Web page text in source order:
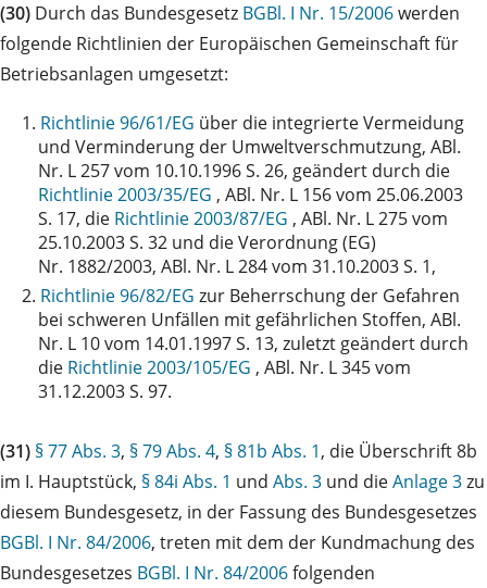
(30) Durch das Bundesgesetz BGBl. I Nr. 15/2006werden
folgende Richtlinien der Europäischen Gemeinschaft für
Betriebsanlagen umgesetzt:
1. Richtlinie 96/61/EG über die integrierte Vermeidung
und Verminderung der Umweltverschmutzung, ABl.
Nr. L 257 vom 10.10.1996 S. 26, geändert durch die
Richtlinie 2003/35/EG , ABl. Nr. L 156 vom 25.06.2003
S. 17, die Richtlinie 2003/87/EG , ABl. Nr. L 275 vom
25.10.2003 S. 32 und die Verordnung (EG)
Nr. 1882/2003, ABl. Nr. L 284 vom 31.10.2003 S. 1,
2. Richtlinie 96/82/EG zur Beherrschung der Gefahren
bei schweren Unfällen mit gefährlichen Stoffen, ABl.
Nr. L 10 vom 14.01.1997 S. 13, zuletzt geändert durch
die Richtlinie 2003/105/EG , ABl. Nr. L 345 vom
31.12.2003 S. 97.
(31) § 77 Abs. 3, § 79 Abs. 4, § 81b Abs. 1, die Überschrift 8b
im I. Hauptstück, § 84i Abs. 1 und Abs. 3 und dieAnlage 3zu
diesem Bundesgesetz, in der Fassung des Bundesgesetzes
BGBl. I Nr. 84/2006, treten mit dem der Kundmachung des
Bundesgesetzes BGBl. I Nr. 84/2006folgenden